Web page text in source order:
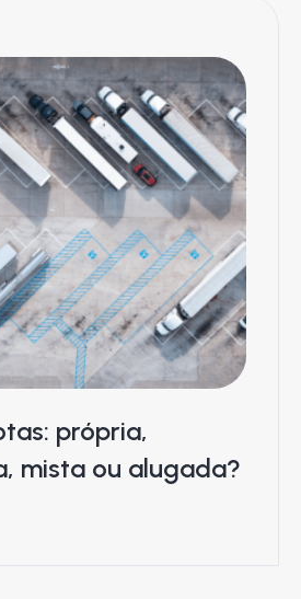
própria,
mista ou alugada?